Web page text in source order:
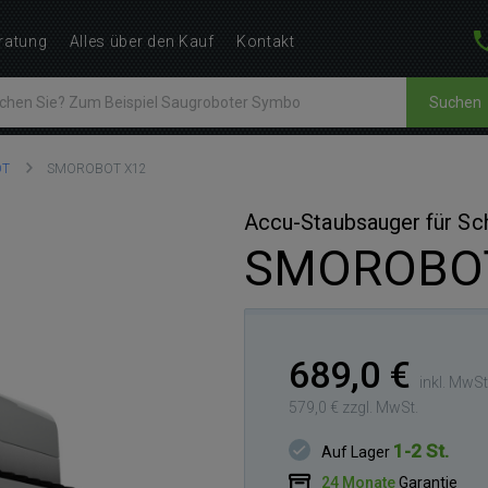
Suchen
SMOROBOT X12
Accu-Staubsauger für
689,0 €
inkl. MwSt.
579,0 € zzgl. MwSt.
Auf Lager 1-2 St.
24 MonateGarantie
Alles über den Kauf Kontakt